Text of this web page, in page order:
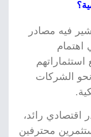
فيه مصادر
اهتمام
استثماراتهم
الشركات
اقتصادي رائد،
محترفين